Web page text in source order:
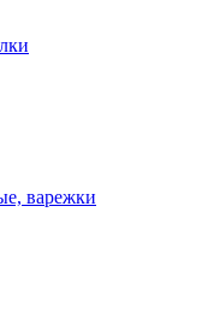
варежки